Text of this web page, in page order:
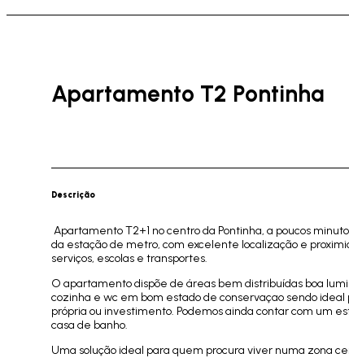
Apartamento T2 Pontinha
Descrição
Apartamento T2+1 no centro da Pontinha, a poucos
da estação de metro, com excelente localização e
serviços, escolas e transportes.
O apartamento dispõe de áreas bem distribuídas boa
cozinha e wc em bom estado de conservaçao sendo ideal
própria ou investimento. Podemos ainda contar com um
casa de banho.
Uma solução ideal para quem procura viver numa zona